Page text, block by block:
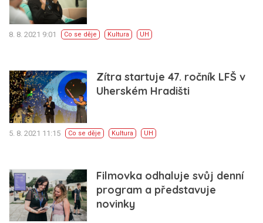
8. 8. 2021 9:01 Co se děje Kultura UH
Zítra startuje 47. ročník LFŠ v
Uherském Hradišti
5. 8. 2021 11:15 Co se děje Kultura UH
Filmovka odhaluje svůj denní
program a představuje
novinky